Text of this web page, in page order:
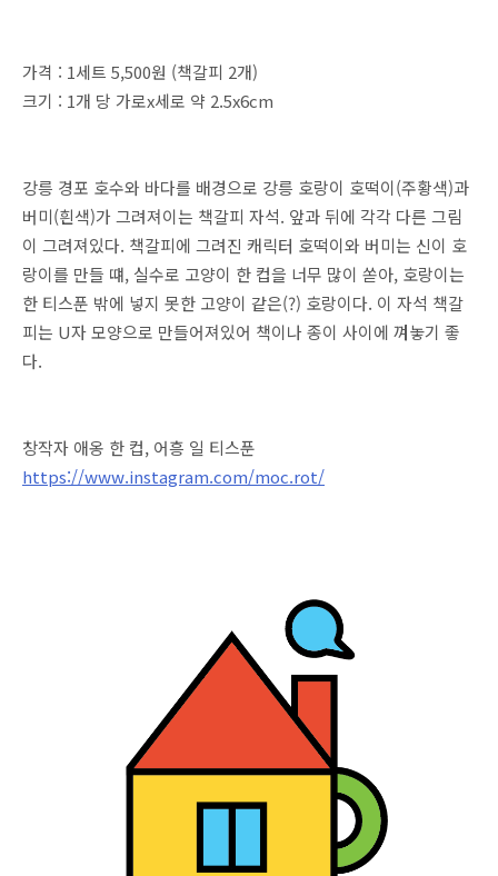
가격 : 1세트 5,500원 (책갈피 2개)
크기 : 1개 당 가로x세로 약 2.5x6cm
강릉 경포 호수와 바다를 배경으로 강릉 호랑이 호떡이(주황색)과
버미(흰색)가 그려져이는 책갈피 자석. 앞과 뒤에 각각 다른 그림
이 그려져있다. 책갈피에 그려진 캐릭터 호떡이와 버미는 신이 호
랑이를 만들 떄, 실수로 고양이 한 컵을 너무 많이 쏟아, 호랑이는
한 티스푼 밖에 넣지 못한 고양이 같은(?) 호랑이다. 이 자석 책갈
피는 U자 모양으로 만들어져있어 책이나 종이 사이에 껴놓기 좋
다.
창작자 애옹 한 컵, 어흥 일 티스푼
https://www.instagram.com/moc.rot/